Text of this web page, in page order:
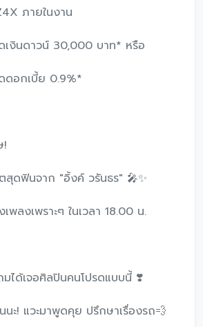
ภายในงาน
เงินดาวน์ 30,000 บาท* หรือ
ดอกเบี้ย 0.9%*
!
ดฟินจาก "อิ้งค์ วรันธร" 🎤✨
พลงเพราะๆ ในเวลา 18.00 น.
ได้เจอศิลปินคนโปรดแบบนี้ ❣️
นะ! แวะมาพูดคุย ปรึกษาเรื่องรถ💨